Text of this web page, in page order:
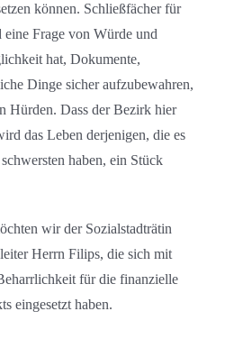
können. Schließfächer für
eine Frage von Würde und
hat, Dokumente,
Dinge sicher aufzubewahren,
Hürden. Dass der Bezirk hier
das Leben derjenigen, die es
haben, ein Stück
wir der Sozialstadträtin
Herrn Filips, die sich mit
für die finanzielle
eingesetzt haben.